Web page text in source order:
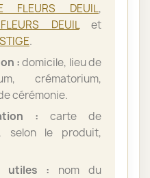
FLEURS DEUIL,
DEUILet
.
:domicile, lieu de
crématorium,
cérémonie.
: carte de
selon le produit,
utiles : nom du